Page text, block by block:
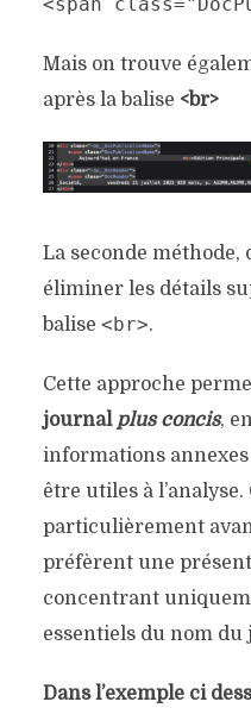
Mais on trouve
après la balise <br>
La seconde méthode,
éliminer les détails
balise <br>.
Cette approche
journal plus concis,
informations
être utiles à
particulièrement
préfèrent une
concentrant
essentiels du nom du
Dans l’exemple ci